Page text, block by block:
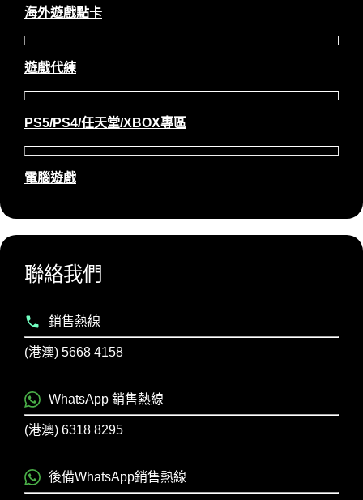
海外遊戲點卡
遊戲代練
PS5/PS4/任天堂/XBOX專區
電腦遊戲
聯絡我們
銷售熱線
(港澳) 5668 4158
WhatsApp 銷售熱線
(港澳) 6318 8295
後備WhatsApp銷售熱線